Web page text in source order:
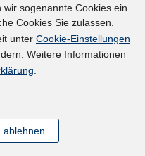
neuem
Fenster
öffnen
Soziales
Employment
sogenannte Cookies ein.
Cookies Sie zulassen.
unter Cookie-Einstellungen
Weitere Informationen
.
ablehnen